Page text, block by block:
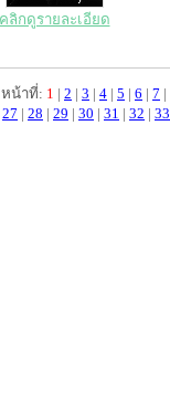
คลิกดูรายละเอียด
หน้าที่: 1 | 2 | 3 | 4 | 5 | 6 | 7 |
27 | 28 | 29 | 30 | 31 | 32 | 33